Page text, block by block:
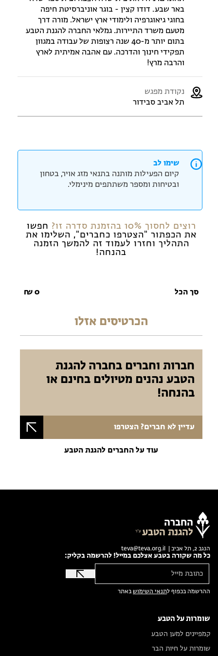
באר שבע. דודו קצין - בוגר אוניברסיטת חיפה
בחוגי גיאוגרפיה ולימודי ארץ ישראל. מורה דרך
מטעם משרד התיירות. גמלאי החברה להגנת הטבע
בתום יותר מ-40 שנה רצופות של עבודה במגוון
תפקידי חינוך והדרכה. עם אהבה אמיתית לארץ
והרבה מרץ!
נקודת מפגש
תל אביב סבידור
שימו לב
קיום הפעילות מותנה בתנאי מזג אויר, בטחון
ובטיחות ומספר משתתפים מינימלי.
רוצים לחסוך 10% בהזמנת סדרה זו?
חפשו
את הכפתור "הצטרפו כחברים", השלימו את
התהליך וחזרו לעמוד זה להמשך הזמנה
בהנחה!
סך הכל 0
₪
הכרטיסים אזלו
חברות וחברים בחברה להגנת
הטבע נהנים מטיולים בחינם או
בהנחה!
עדיין לא חברים? הצטרפו
עוד על החברים להגנת הטבע
החברה
להגנת הטבע
הנגב 2, תל אביב | teva@teva.org.il
כל מה שקורה בטבע אצלכם במייל! להרשמה בקליק:
ההרשמה בכפוף לתנאי השימושבאתר
שומרות על הטבע
קמפיינים למען הטבע
שומרות על חיות הבר